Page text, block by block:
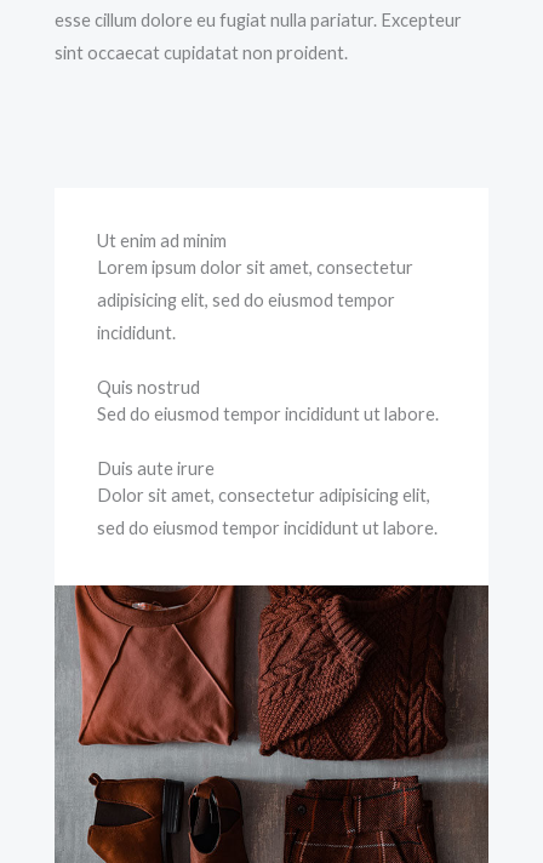
esse cillum dolore eu fugiat nulla pariatur. Excepteur
sint occaecat cupidatat non proident.
Ut enim ad minim
Lorem ipsum dolor sit amet, consectetur
adipisicing elit, sed do eiusmod tempor
incididunt.
Quis nostrud
Sed do eiusmod tempor incididunt ut labore.
Duis aute irure
Dolor sit amet, consectetur adipisicing elit,
sed do eiusmod tempor incididunt ut labore.